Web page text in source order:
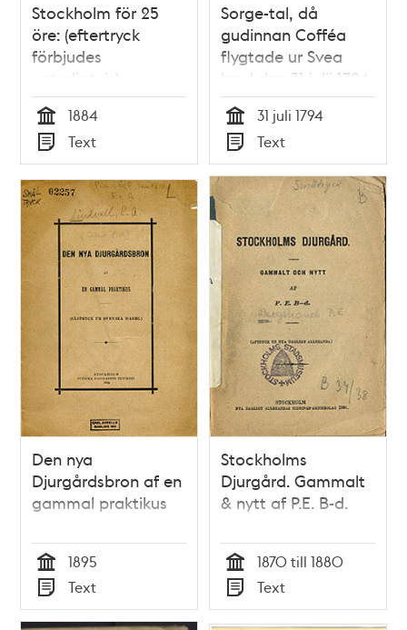
Stockholm för 25
öre: (eftertryck
förbjudes
naturligtvis)
Tid
1884
Typ
Text
Sorge-tal, då
gudinnan Cofféa
flygtade ur Svea
land den 31 julii 1794.
Hållet vid kongl.
Djurgårds helso-
brunnen i en talrik
samling af bägge
könen, samma dag.
Tid
31 juli 1794
Typ
Text
Den nya
Djurgårdsbron af en
gammal praktikus
Tid
1895
Typ
Text
Stockholms
Djurgård. Gammalt
& nytt af P.E. B-d.
Tid
1870 till 1880
Typ
Text